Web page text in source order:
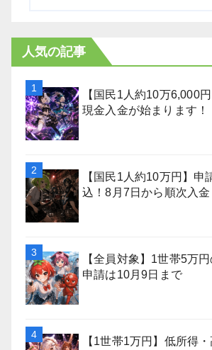
人気の記事
【国民1人約10万6,000
現金入金が始まります！
【国民1人約10万円】申
込！8月7日から順次入金
【全員対象】1世帯5万
申請は10月9日まで
【1世帯1万円】低所得